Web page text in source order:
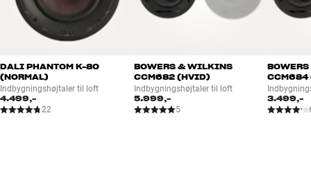
DALI PHANTOM K-80
(NORMAL)
Indbygningshøjtaler til loft
4.499,-
22
BOWERS & WILKINS
CCM682 (HVID)
Indbygningshøjtaler til loft
5.999,-
5
3.499,-